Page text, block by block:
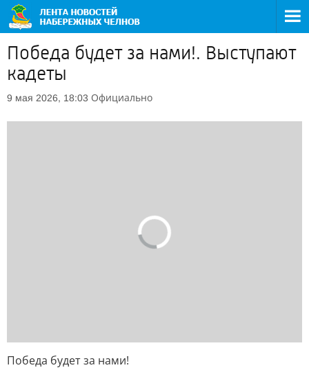
Победа будет за нами!. Выступают
кадеты
9 мая 2026, 18:03 Официально
Победа будет за нами!